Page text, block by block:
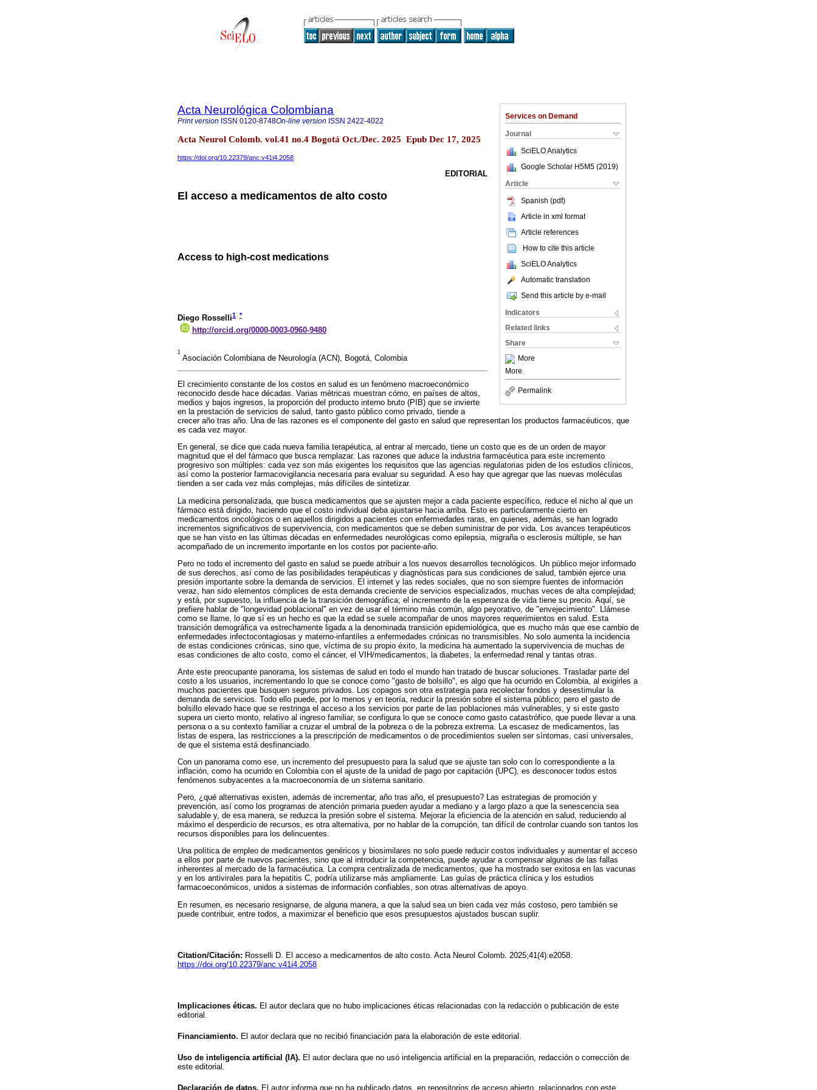
Services on Demand
Journal
SciELO Analytics
Google Scholar H5M5 (2019)
Article
Spanish (pdf)
Article in xml format
Article references
How to cite this article
SciELO Analytics
Automatic translation
Send this article by e-mail
Indicators
Related links
Share
More
More
Permalink
Acta Neurológica Colombiana
Print version ISSN 0120-8748On-line version ISSN 2422-4022
Acta Neurol Colomb. vol.41 no.4 Bogotá Oct./Dec. 2025 Epub Dec 17, 2025
https://doi.org/10.22379/anc.v41i4.2058
EDITORIAL
El acceso a medicamentos de alto costo
Access to high-cost medications
Diego Rosselli1 *
http://orcid.org/0000-0003-0960-9480
1
Asociación Colombiana de Neurología (ACN), Bogotá, Colombia
El crecimiento constante de los costos en salud es un fenómeno macroeconómico
reconocido desde hace décadas. Varias métricas muestran cómo, en países de altos,
medios y bajos ingresos, la proporción del producto interno bruto (PIB) que se invierte
en la prestación de servicios de salud, tanto gasto público como privado, tiende a
crecer año tras año. Una de las razones es el componente del gasto en salud que representan los productos farmacéuticos, que
es cada vez mayor.
En general, se dice que cada nueva familia terapéutica, al entrar al mercado, tiene un costo que es de un orden de mayor
magnitud que el del fármaco que busca remplazar. Las razones que aduce la industria farmacéutica para este incremento
progresivo son múltiples: cada vez son más exigentes los requisitos que las agencias regulatorias piden de los estudios clínicos,
así como la posterior farmacovigilancia necesaria para evaluar su seguridad. A eso hay que agregar que las nuevas moléculas
tienden a ser cada vez más complejas, más difíciles de sintetizar.
La medicina personalizada, que busca medicamentos que se ajusten mejor a cada paciente específico, reduce el nicho al que un
fármaco está dirigido, haciendo que el costo individual deba ajustarse hacia arriba. Esto es particularmente cierto en
medicamentos oncológicos o en aquellos dirigidos a pacientes con enfermedades raras, en quienes, además, se han logrado
incrementos significativos de supervivencia, con medicamentos que se deben suministrar de por vida. Los avances terapéuticos
que se han visto en las últimas décadas en enfermedades neurológicas como epilepsia, migraña o esclerosis múltiple, se han
acompañado de un incremento importante en los costos por paciente-año.
Pero no todo el incremento del gasto en salud se puede atribuir a los nuevos desarrollos tecnológicos. Un público mejor informado
de sus derechos, así como de las posibilidades terapéuticas y diagnósticas para sus condiciones de salud, también ejerce una
presión importante sobre la demanda de servicios. El internet y las redes sociales, que no son siempre fuentes de información
veraz, han sido elementos cómplices de esta demanda creciente de servicios especializados, muchas veces de alta complejidad;
y está, por supuesto, la influencia de la transición demográfica; el incremento de la esperanza de vida tiene su precio. Aquí, se
prefiere hablar de "longevidad poblacional" en vez de usar el término más común, algo peyorativo, de "envejecimiento". Llámese
como se llame, lo que sí es un hecho es que la edad se suele acompañar de unos mayores requerimientos en salud. Esta
transición demográfica va estrechamente ligada a la denominada transición epidemiológica, que es mucho más que ese cambio de
enfermedades infectocontagiosas y materno-infantiles a enfermedades crónicas no transmisibles. No solo aumenta la incidencia
de estas condiciones crónicas, sino que, víctima de su propio éxito, la medicina ha aumentado la supervivencia de muchas de
esas condiciones de alto costo, como el cáncer, el VIH/medicamentos, la diabetes, la enfermedad renal y tantas otras.
Ante este preocupante panorama, los sistemas de salud en todo el mundo han tratado de buscar soluciones. Trasladar parte del
costo a los usuarios, incrementando lo que se conoce como "gasto de bolsillo", es algo que ha ocurrido en Colombia, al exigirles a
muchos pacientes que busquen seguros privados. Los copagos son otra estrategia para recolectar fondos y desestimular la
demanda de servicios. Todo ello puede, por lo menos y en teoría, reducir la presión sobre el sistema público; pero el gasto de
bolsillo elevado hace que se restringa el acceso a los servicios por parte de las poblaciones más vulnerables, y si este gasto
supera un cierto monto, relativo al ingreso familiar, se configura lo que se conoce como gasto catastrófico, que puede llevar a una
persona o a su contexto familiar a cruzar el umbral de la pobreza o de la pobreza extrema. La escasez de medicamentos, las
listas de espera, las restricciones a la prescripción de medicamentos o de procedimientos suelen ser síntomas, casi universales,
de que el sistema está desfinanciado.
Con un panorama como ese, un incremento del presupuesto para la salud que se ajuste tan solo con lo correspondiente a la
inflación, como ha ocurrido en Colombia con el ajuste de la unidad de pago por capitación (UPC), es desconocer todos estos
fenómenos subyacentes a la macroeconomía de un sistema sanitario.
Pero, ¿qué alternativas existen, además de incrementar, año tras año, el presupuesto? Las estrategias de promoción y
prevención, así como los programas de atención primaria pueden ayudar a mediano y a largo plazo a que la senescencia sea
saludable y, de esa manera, se reduzca la presión sobre el sistema. Mejorar la eficiencia de la atención en salud, reduciendo al
máximo el desperdicio de recursos, es otra alternativa, por no hablar de la corrupción, tan difícil de controlar cuando son tantos los
recursos disponibles para los delincuentes.
Una política de empleo de medicamentos genéricos y biosimilares no solo puede reducir costos individuales y aumentar el acceso
a ellos por parte de nuevos pacientes, sino que al introducir la competencia, puede ayudar a compensar algunas de las fallas
inherentes al mercado de la farmacéutica. La compra centralizada de medicamentos, que ha mostrado ser exitosa en las vacunas
y en los antivirales para la hepatitis C, podría utilizarse más ampliamente. Las guías de práctica clínica y los estudios
farmacoeconómicos, unidos a sistemas de información confiables, son otras alternativas de apoyo.
En resumen, es necesario resignarse, de alguna manera, a que la salud sea un bien cada vez más costoso, pero también se
puede contribuir, entre todos, a maximizar el beneficio que esos presupuestos ajustados buscan suplir.
Citation/Citación: Rosselli D. El acceso a medicamentos de alto costo. Acta Neurol Colomb. 2025;41(4):e2058.
https://doi.org/10.22379/anc.v41i4.2058
Implicaciones éticas. El autor declara que no hubo implicaciones éticas relacionadas con la redacción o publicación de este
editorial.
Financiamiento. El autor declara que no recibió financiación para la elaboración de este editorial.
Uso de inteligencia artificial (IA). El autor declara que no usó inteligencia artificial en la preparación, redacción o corrección de
este editorial.
Declaración de datos. El autor informa que no ha publicado datos, en repositorios de acceso abierto, relacionados con este